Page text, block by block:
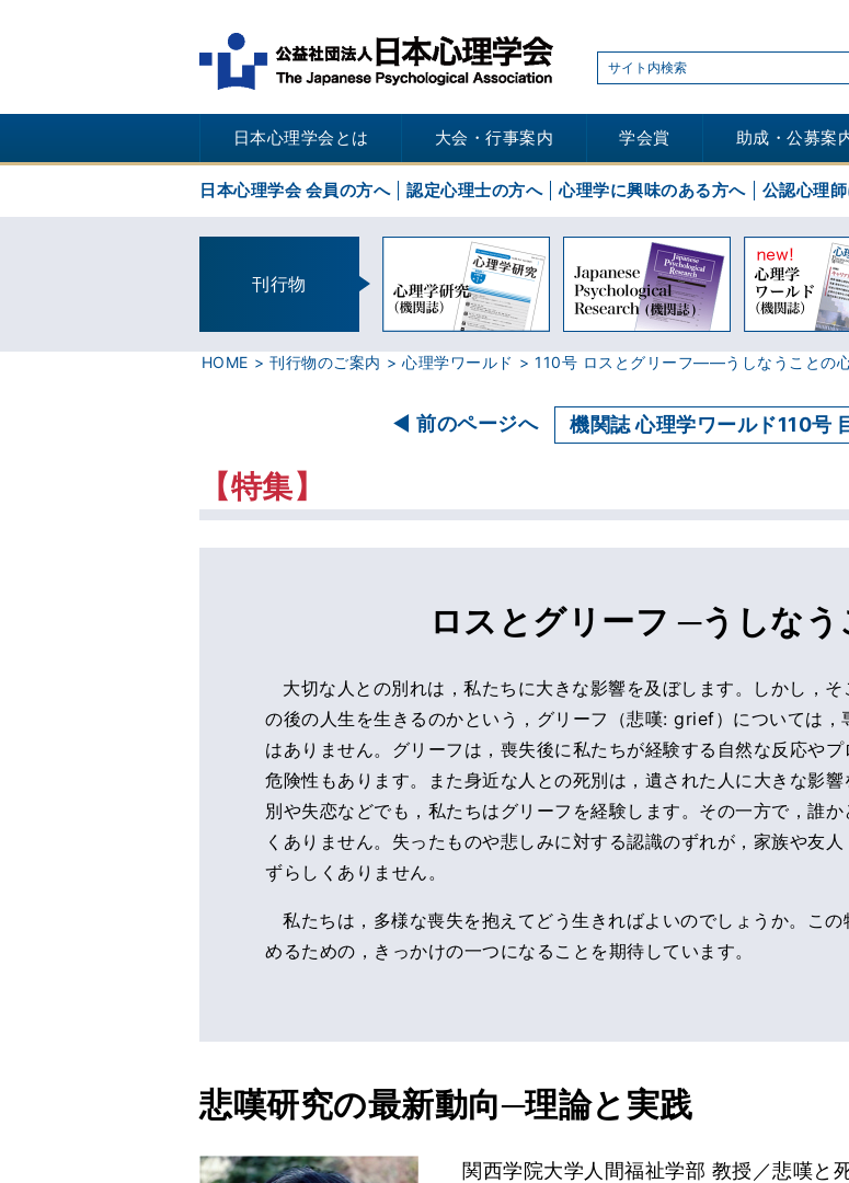
日本心理学会とは 大会・行事案内 学会賞 助成・公募案
日本心理学会 会員の方へ 認定心理士の方へ 心理学に興味のある方へ 公認心理
刊行物
HOME 刊行物のご案内 心理学ワールド 110号 ロスとグリーフ――うしなうことの
前のページへ 機関誌 心理学ワールド110号
【特集】
ロスとグリーフ ─うしな
大切な人との別れは，私たちに大きな影響を及ぼします。しかし，
の後の人生を生きるのかという，グリーフ（悲嘆: grief）については
はありません。グリーフは，喪失後に私たちが経験する自然な反応や
危険性もあります。また身近な人との死別は，遺された人に大きな影
別や失恋などでも，私たちはグリーフを経験します。その一方で，誰
くありません。失ったものや悲しみに対する認識のずれが，家族や友
ずらしくありません。
私たちは，多様な喪失を抱えてどう生きればよいのでしょうか。こ
めるための，きっかけの一つになることを期待しています。
悲嘆研究の最新動向─理論と実践
関西学院大学人間福祉学部 教授／悲嘆と